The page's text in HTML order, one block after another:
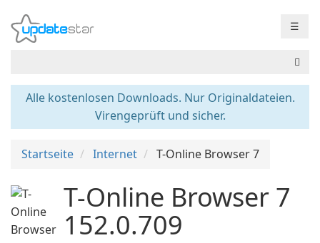
☰
Alle kostenlosen Downloads. Nur Originaldateien.
Virengeprüft und sicher.
Startseite Internet T-Online Browser 7
T-Online Browser 7
152.0.709